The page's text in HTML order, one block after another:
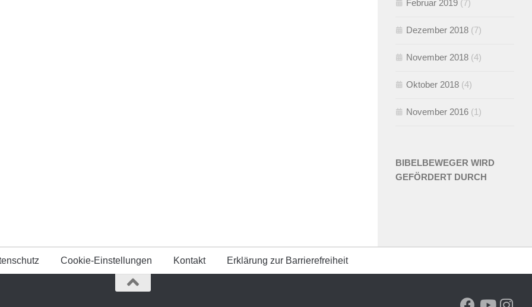
Februar 2019 (7)
Dezember 2018 (7)
November 2018 (4)
Oktober 2018 (4)
November 2016 (1)
BIBELBEWEGER WIRD
GEFÖRDERT DURCH
Cookie-Einstellungen Kontakt Erklärung zur Barrierefreiheit